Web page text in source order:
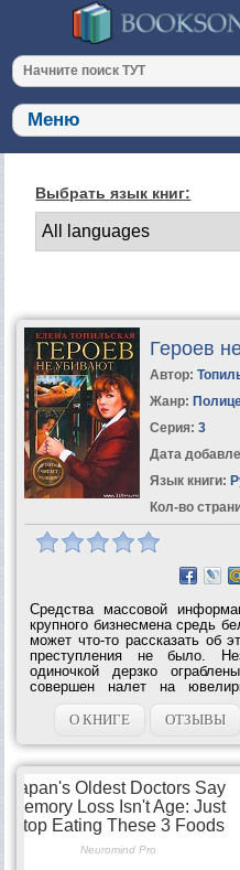
Выбрать язык книг:
Героев
Автор:
Жанр:
Серия: 3
Дата
Язык книги:
Кол-во
Средства массовой
крупного бизнесмена средь
может что-то рассказать об
преступления не было.
одиночкой дерзко
совершен налет на
известный врач-гинеколог.
тень спецслужб. Странным...
О КНИГЕ ОТЗЫВЫ